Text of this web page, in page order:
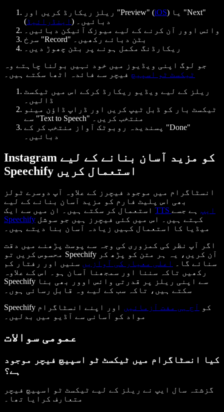
ریلز ریکارڈ کریں اور "Preview" (iOS) یا "Next"
(اینڈرائیڈ
) دبائیں۔
وائس اوور آن کرنے کے لیے میوزک آئیکن دبائیں۔
سرخ "Record" بٹن دبائے رکھیں۔
ریکارڈنگ مکمل ہونے پر بٹن چھوڑ دیں۔
جو لوگ اپنی ویڈیوز میں خود نہیں بولنا چاہتے وہ
ٹیکسٹ ٹو اسپیچ فیچر سے فائدہ اٹھا سکتے ہیں۔
ریلز کے لیے ویڈیو ریکارڈ کرکے اس میں ٹیکسٹ
ڈالیں۔
ٹیکسٹ بار کو ڈبل ٹیپ کریں اور ڈراپ ڈاؤن مینو
سے "Text to Speech" منتخب کریں۔
پسندیدہ روبوٹک آواز منتخب کر کے "Done"
دبائیں۔
Instagram کو مزید آسان بنانے کے لیے
Speechify استعمال کریں
انسٹاگرام میں موجود فیچرز کے علاوہ آپ دوسرے ٹولز
بھی اس پلیٹ فارم کو مزید آسان بنانے کے لیے
TTS ایپ ہے جسے
Speechify
میڈیا کا استعمال کہیں زیادہ آسان بنا دیتے ہیں۔
اگر آپ نظر کی کمزوری کی وجہ سے پوسٹ پڑھنے میں دقت
محسوس کریں تو Speechify آن کریں، یہ ہر متن کو پڑھ کر
سنائے گا۔
اعلی معیار کی آوازیں سنیں اور رفتار کم
رکھیں تاکہ سننا اور سمجھنا آسان ہو۔ اس کے علاوہ
Speechify سے اپنی ریلز پر قدرتی وائس اوور بھی بنا
سکتے ہیں، تاکہ سب کے لیے وہ قابل رسائی ہوں۔
Speechify کو آج ہی مفت آزمائیں اور اپنے انسٹاگرام
مواد کو آسانی سے آڈیو میں بدلیں۔
عمومی سوالات
کیا انسٹاگرام میں ٹیکسٹ ٹو اسپیچ فیچر موجود
ہے؟
گزشتہ سال ایپ نے ریلز کے لیے ٹیکسٹ ٹو اسپیچ فیچر
متعارف کرایا تھا۔